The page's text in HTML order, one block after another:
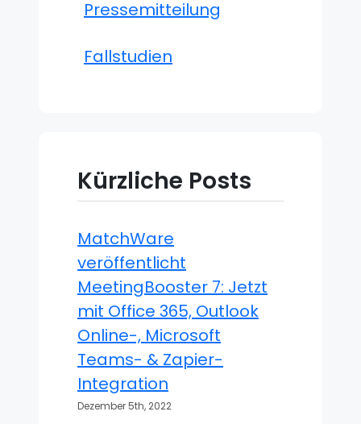
Pressemitteilung
Fallstudien
Kürzliche Posts
MatchWare
veröffentlicht
MeetingBooster 7: Jetzt
mit Office 365, Outlook
Online-, Microsoft
Teams- & Zapier-
Integration
Dezember 5th, 2022